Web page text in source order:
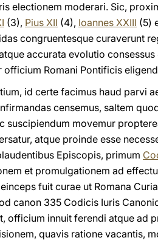
electionem moderari. Sic,
(3), Pius XII (4), Ioannes XXIII (5)
congruentesque curaverunt
accurata evolutio
Romani Pontificis
id certe facimus haud parvi
censemus, saltem
suscipiendum movemur
atque proinde esse
Episcopis, primum
et promulgationem ad
fuit curae ut Romana
canon 335 Codicis Iuris
officium innuit ferendi atque ad
quavis ratione vacantis,